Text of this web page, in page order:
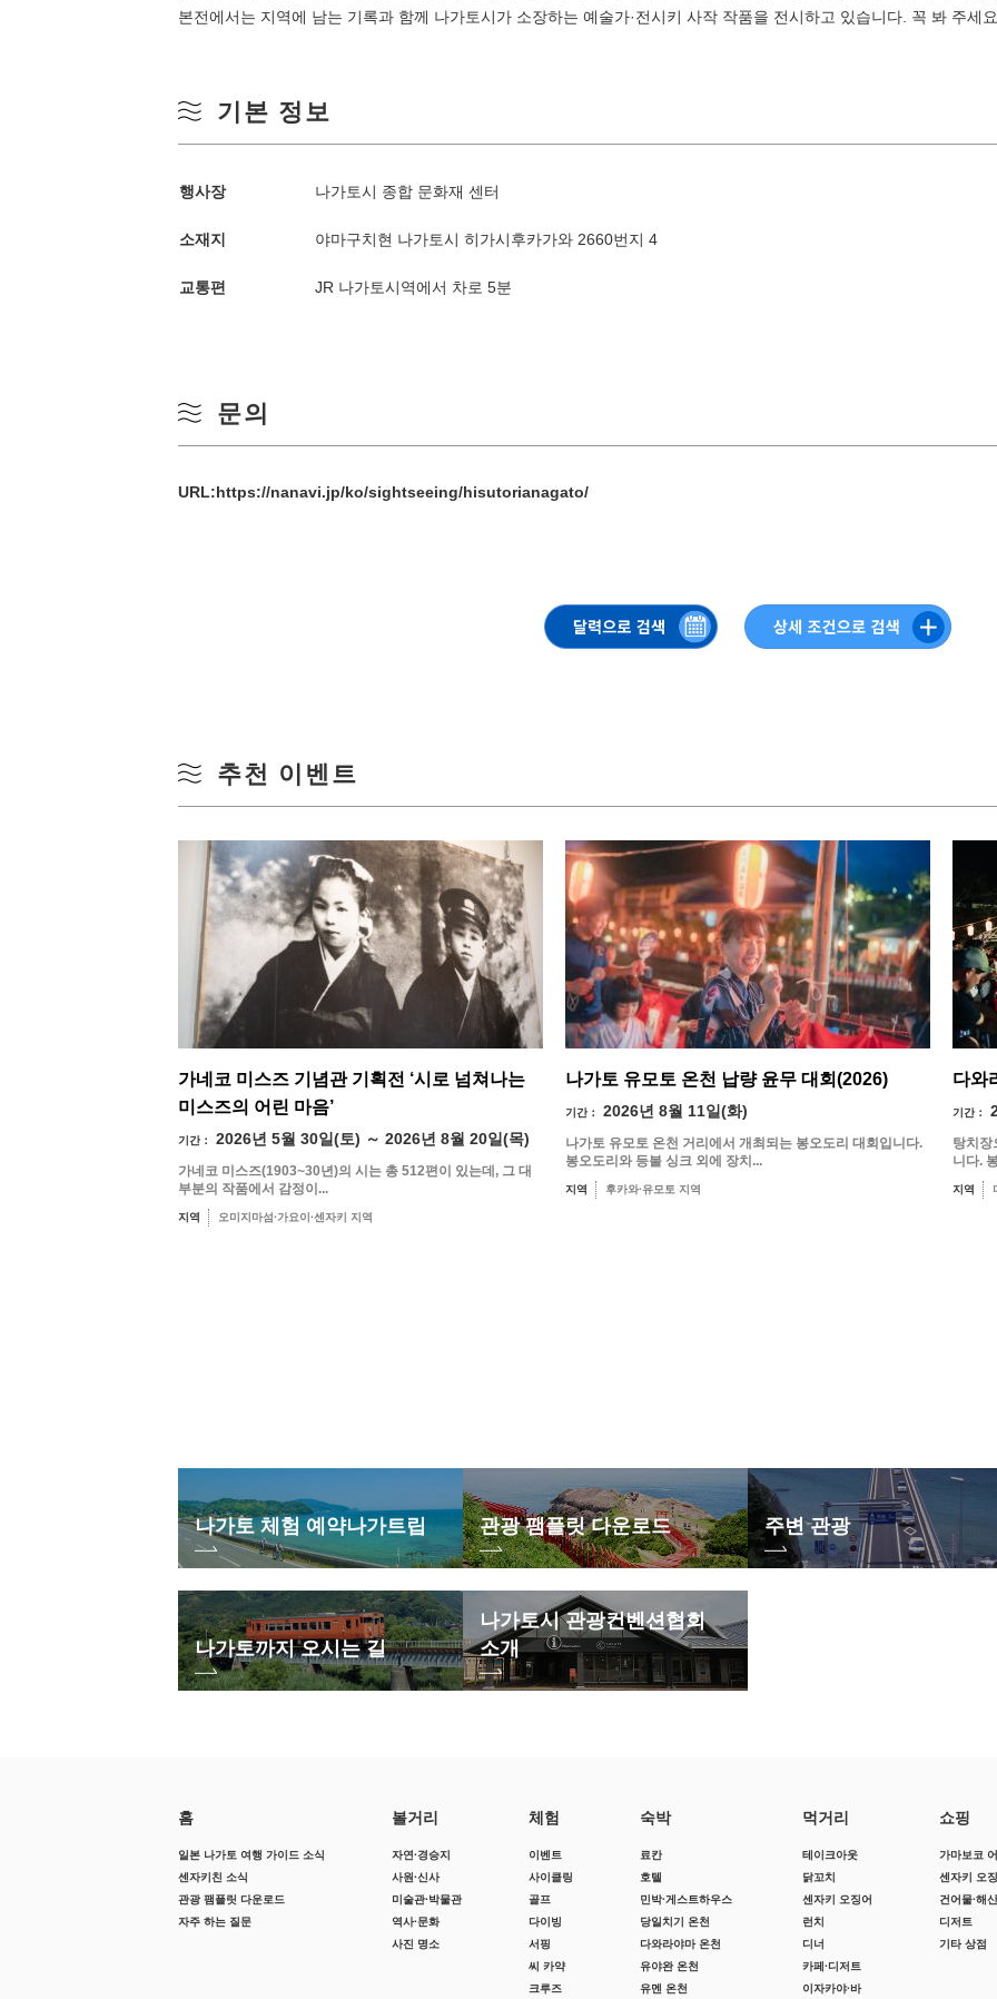
본전에서는 지역에 남는 기록과 함께 나가토시가 소장하는 예술가·전시키 사작 작품을 전시하고 있습니다. 꼭 봐 주세요.
기본 정보
행사장 나가토시 종합 문화재 센터
소재지 야마구치현 나가토시 히가시후카가와 2660번지 4
교통편 JR 나가토시역에서 차로 5분
문의
URL:https://nanavi.jp/ko/sightseeing/hisutorianagato/
10 11 12
17
여름
가을
겨울
유야·
추천 이벤트
가네코 미스즈 기념관 기획전 ‘시로 넘쳐나는
미스즈의 어린 마음’
기간： 2026년 5월 30일(토) ～ 2026년 8월 20일(목)
가네코 미스즈(1903~30년)의 시는 총 512편이 있는데, 그 대
부분의 작품에서 감정이...
지역 오미지마섬·가요이·센자키 지역
나가토 유모토 온천 납량 윤무 대회(2026)
기간： 2026년 8월 11일(화)
나가토 유모토 온천 거리에서 개최되는 봉오도리 대회입니다.
봉오도리와 등불 싱크 외에 장치...
지역 후카와·유모토 지역
다와
기간：
탕치장
니다.
지역
나가토 체험 예약나가트립 관광 팸플릿 다운로드 주변 관광
나가토까지 오시는 길
나가토시 관광컨벤션협회
소개
홈
일본 나가토 여행 가이드 소식
센자키친 소식
관광 팸플릿 다운로드
자주 하는 질문
볼거리
자연·경승지
사원·신사
미술관·박물관
역사·문화
사진 명소
체험
이벤트
사이클링
골프
다이빙
서핑
씨 카약
크루즈
숙박
료칸
호텔
민박·게스트하우스
당일치기 온천
다와라야마 온천
유야완 온천
유멘 온천
먹거리
테이크아웃
닭꼬치
센자키 오징어
런치
디너
카페·디저트
이자카야·바
쇼핑
가마보코
센자키 오
건어물·해
디저트
기타 상점